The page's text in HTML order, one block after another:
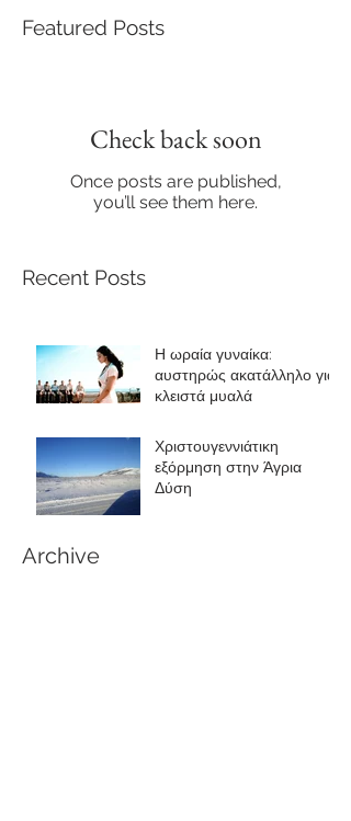
Recent Posts
Featured Posts
Archive
Check back soon
Once posts are published,
you’ll see them here.
Η ωραία γυναίκα:
αυστηρώς ακατάλληλο για
κλειστά μυαλά
Χριστουγεννιάτικη
εξόρμηση στην Άγρια
Δύση